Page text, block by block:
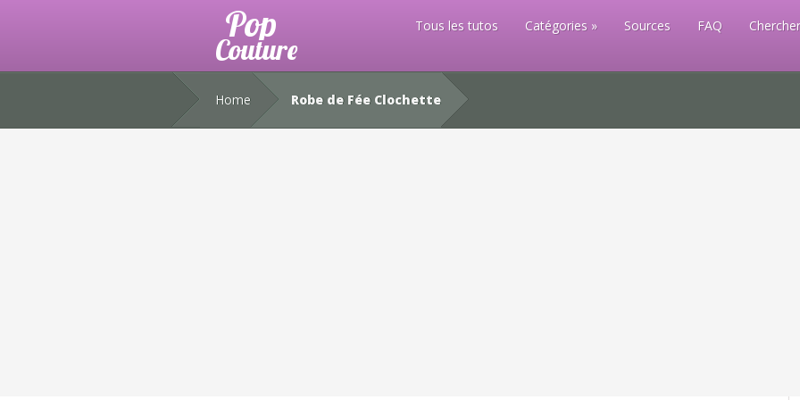
Tous les tutos Catégories Sources FAQ
Home Robe de Fée Clochette